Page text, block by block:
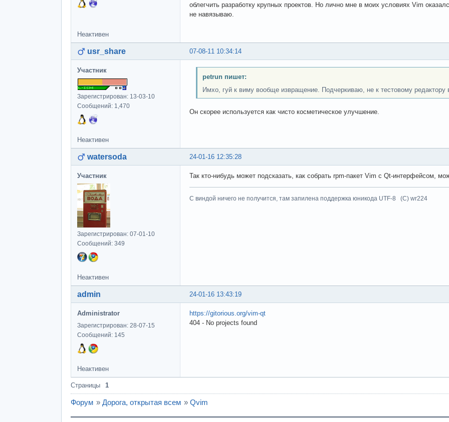
облегчить разработку крупных проектов. Но лично мне в моих условиях Vim
не навязываю.
Неактивен
07-08-11 10:34:14
usr_share
Участник
Зарегистрирован: 13-03-10
Сообщений: 1,470
petrun пишет:
Имхо, гуй к виму вообще извращение. Подчеркиваю, не к тестовому
Он скорее используется как чисто косметическое улучшение.
Неактивен
24-01-16 12:35:28
watersoda
Участник
Зарегистрирован: 07-01-10
Сообщений: 349
Так кто-нибудь может подсказать, как собрать rpm-пакет Vim с Qt-интерфейсом,
С виндой ничего не получится, там запилена поддержка юникода UTF-8 (C) wr224
Неактивен
24-01-16 13:43:19
admin
Administrator
Зарегистрирован: 28-07-15
Сообщений: 145
https://gitorious.org/vim-qt
404 - No projects found
Неактивен
Страницы 1
Форум » Дорога, открытая всем » Qvim